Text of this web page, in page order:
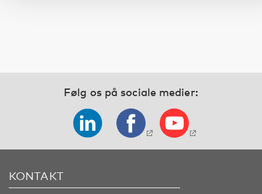
Følg os på sociale medier:
KONTAKT